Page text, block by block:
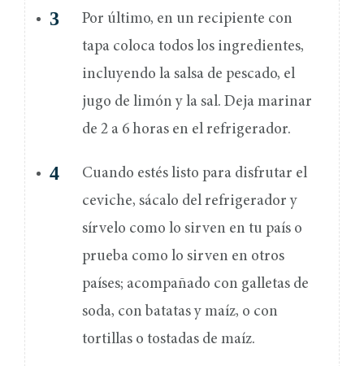
Por último, en un recipiente con
tapa coloca todos los ingredientes,
incluyendo la salsa de pescado, el
jugo de limón y la sal. Deja marinar
de 2 a 6 horas en el refrigerador.
Cuando estés listo para disfrutar el
ceviche, sácalo del refrigerador y
sírvelo como lo sirven en tu país o
prueba como lo sirven en otros
países; acompañado con galletas de
soda, con batatas y maíz, o con
tortillas o tostadas de maíz.